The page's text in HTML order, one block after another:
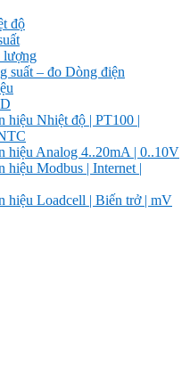
độ
lượng
suất – đo Dòng điện
hiệu Nhiệt độ | PT100 |
hiệu Analog 4..20mA | 0..10V
hiệu Modbus | Internet |
hiệu Loadcell | Biến trở | mV